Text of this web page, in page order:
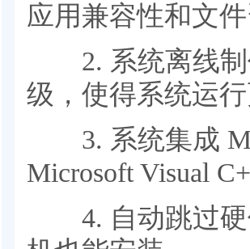
应用兼容性和文
2. 系统离线制
级，使得系统运
3. 系统集成
Microsoft Visual
4. 自动跳过硬